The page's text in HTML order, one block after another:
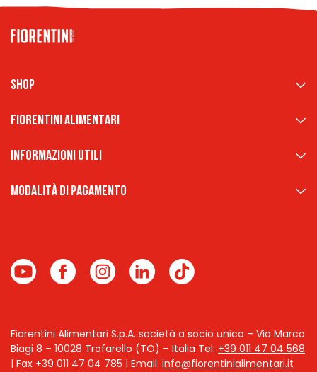
Shop
Fiorentini Alimentari
Informazioni Utili
Modalità di pagamento
Fiorentini Alimentari S.p.A. società a socio unico – Via Marco
Biagi 8 – 10028 Trofarello (TO) – Italia Tel: +39 011 47 04 568
| Fax +39 011 47 04 785 | Email: info@fiorentinialimentari.it